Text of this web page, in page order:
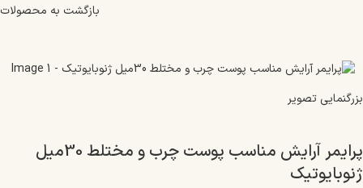
بازگشت به محصولات
بزرگنمایی تصویر
پرایمر آرایش مناسب پوست چرب و مختلط 30میل
ژنوبایوتیک